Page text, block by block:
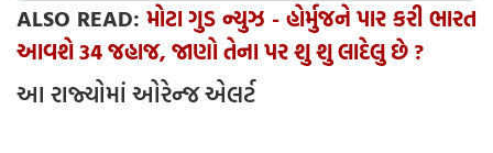
ALSO READ: મોટા ગુડ ન્યુઝ - હોર્મુજને પાર કરી ભારત
આવશે 34 જહાજ, જાણો તેના પર શુ શુ લાદેલુ છે ?
આ રાજ્યોમાં ઓરેન્જ એલર્ટ